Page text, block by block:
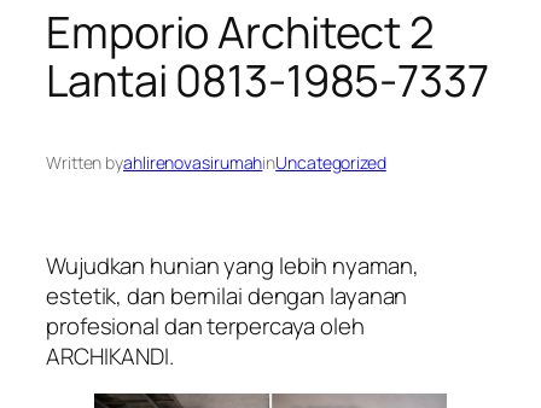
Emporio Architect 2
Lantai 0813-1985-7337
Written byahlirenovasirumahinUncategorized
Wujudkan hunian yang lebih nyaman,
estetik, dan bernilai dengan layanan
profesional dan terpercaya oleh
ARCHIKANDI.